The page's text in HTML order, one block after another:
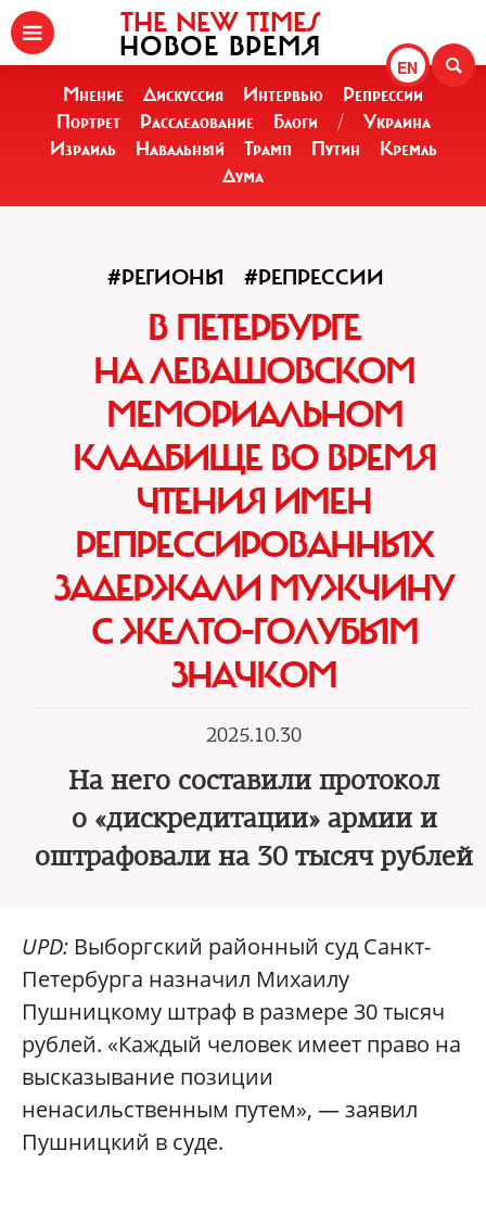
EN
THE NEW TIMES
НОВОЕ ВРЕМЯ
Мнение Дискуссия Интервью
Репрессии
Портрет
Расследование Блоги /
Украина
Израиль
Навальный Трамп Путин
Кремль
Дума
#РЕГИОНЫ #РЕПРЕССИИ
В ПЕТЕРБУРГЕ
НА ЛЕВАШОВСКОМ
МЕМОРИАЛЬНОМ
КЛАДБИЩЕ ВО ВРЕМЯ
ЧТЕНИЯ ИМЕН
РЕПРЕССИРОВАННЫХ
ЗАДЕРЖАЛИ МУЖЧИНУ
С ЖЕЛТО-ГОЛУБЫМ
ЗНАЧКОМ
2025.10.30
На него составили протокол
о «дискредитации» армии и
оштрафовали на 30 тысяч рублей
UPD: Выборгский районный суд Санкт-
Петербурга назначил Михаилу
Пушницкому штраф в размере 30 тысяч
рублей. «Каждый человек имеет право на
высказывание позиции
ненасильственным путем», — заявил
Пушницкий в суде.